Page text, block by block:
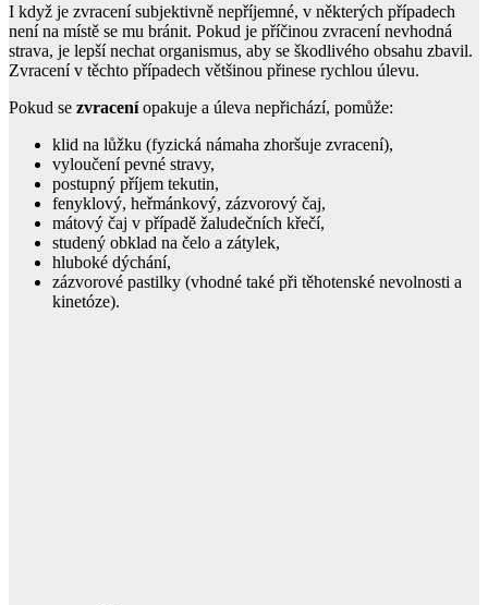
I když je zvracení subjektivně nepříjemné, v některých případech
není na místě se mu bránit. Pokud je příčinou zvracení nevhodná
strava, je lepší nechat organismus, aby se škodlivého obsahu zbavil.
Zvracení v těchto případech většinou přinese rychlou úlevu.
Pokud se zvraceníopakuje a úleva nepřichází, pomůže:
klid na lůžku (fyzická námaha zhoršuje zvracení),
vyloučení pevné stravy,
postupný příjem tekutin,
fenyklový, heřmánkový, zázvorový čaj,
mátový čaj v případě žaludečních křečí,
studený obklad na čelo a zátylek,
hluboké dýchání,
zázvorové pastilky (vhodné také při těhotenské nevolnosti a
kinetóze).